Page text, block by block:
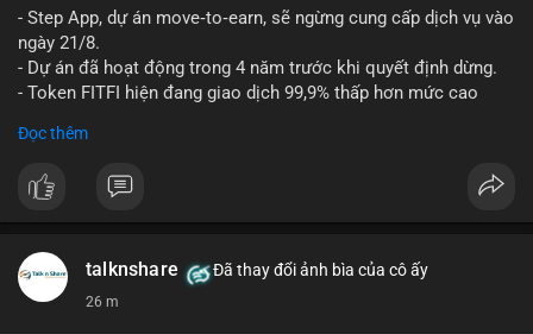
Lời khuyên cho nhà đầu tư nhỏ lẻ: Theo dõi xác nhận của giao
dịch này. Nếu BTC tiếp tục bị rút khỏi sàn với tần suất tăng, đó
là tín hiệu tích cực cho xu hướng tăng giá. Hạn chế hành động
- Step App, dự án move‑to‑earn, sẽ ngừng cung cấp dịch vụ vào
ngày 21/8.
- Dự án đã hoạt động trong 4 năm trước khi quyết định dừng.
- Token FITFI hiện đang giao dịch 99,9% thấp hơn mức cao
$fitfi
#vlikevn #titanbot
Đọc thêm
talknshare Đã thay đổi ảnh bìa của cô ấy
26 m